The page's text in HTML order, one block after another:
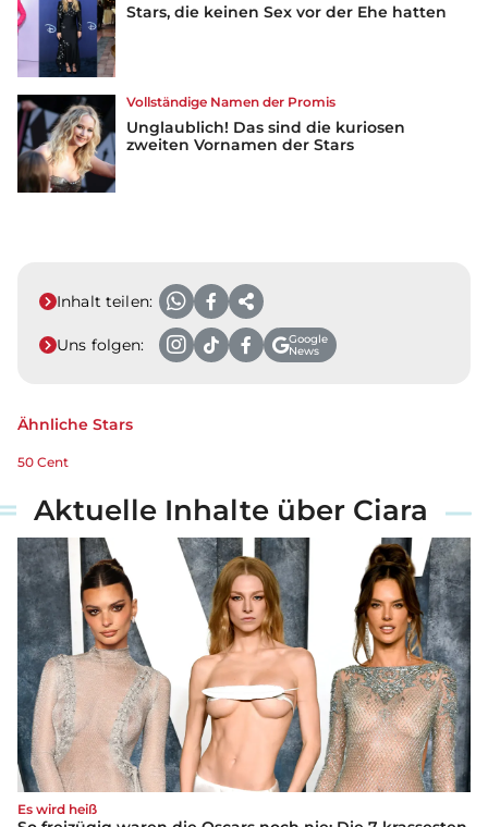
Stars, die keinen Sex vor der Ehe hatten
Vollständige Namen der Promis
Unglaublich! Das sind die kuriosen
zweiten Vornamen der Stars
Inhalt teilen:
Uns folgen:
Google
News
Ähnliche Stars
50 Cent
Aktuelle Inhalte über Ciara
Es wird heiß